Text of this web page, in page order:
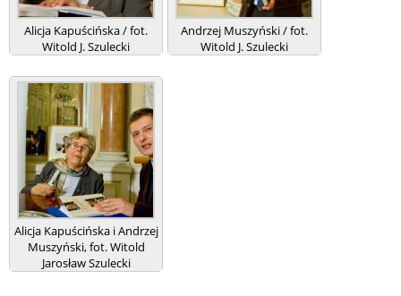
Alicja Kapuścińska / fot.
Witold J. Szulecki
Andrzej Muszyński / fot.
Witold J. Szulecki
Alicja Kapuścińska i Andrzej
Muszyński, fot. Witold
Jarosław Szulecki